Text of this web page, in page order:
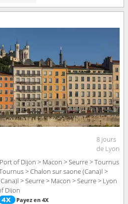
8 jours
de Lyon
of Dijon > Macon > Seurre > Tournus
> Chalon sur saone (Cana)l >
> Seurre > Macon > Seurre > Lyon
Dijon
Payez en 4X